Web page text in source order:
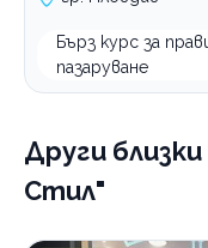
Бърз курс за
пазаруване
Други
Стил"